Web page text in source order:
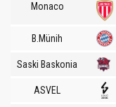
Monaco
B.Münih
Saski Baskonia
ASVEL